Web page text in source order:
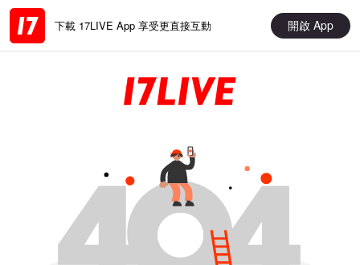
下載 17LIVE App 享受更直接互動 開啟 App